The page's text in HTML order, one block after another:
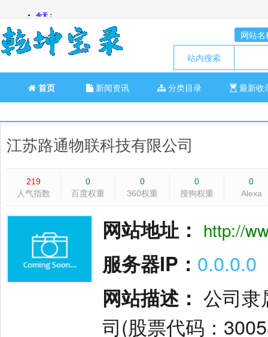
网站名
站内搜索
首页 新闻资讯 分类目录 最新收
江苏路通物联科技有限公司
219
人气指数
0
百度权重
0
360权重
0
搜狗权重
0
Alexa
网站地址： http://
服务器IP： 0.0.0.0
网站描述： 公司隶
司(股票代码：